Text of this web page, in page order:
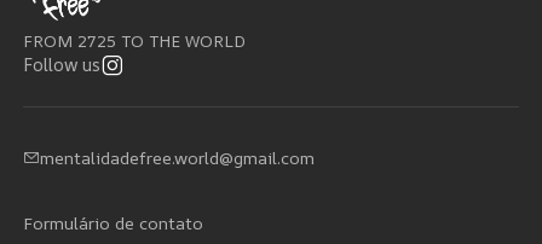
FROM 2725 TO THE WORLD
Follow us
mentalidadefree.world@gmail.com
Formulário de contato